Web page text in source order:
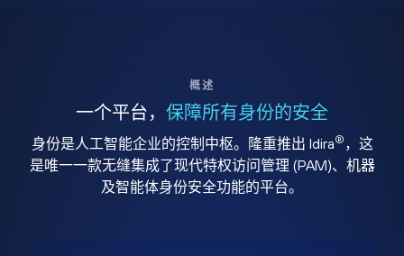
概述
一个平台， 保障所有身份的安全
身份是人工智能企业的控制中枢。隆重推出 Idira® ，这
是唯一一款无缝集成了现代特权访问管理 (PAM)、机器
及智能体身份安全功能的平台。